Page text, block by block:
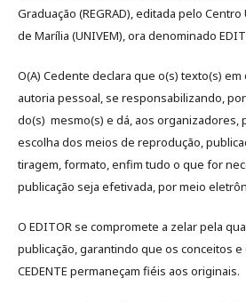
Graduação (REGRAD), editada pelo
de Marília (UNIVEM), ora denominado
O(A) Cedente declara que o(s) texto(s)
autoria pessoal, se responsabilizando,
do(s) mesmo(s) e dá, aos organizadores,
escolha dos meios de reprodução,
tiragem, formato, enfim tudo o que for
publicação seja efetivada, por meio
O EDITOR se compromete a zelar pela
publicação, garantindo que os conceitos
CEDENTE permaneçam fiéis aos originais.